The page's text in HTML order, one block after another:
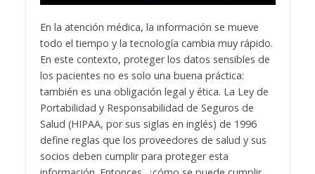
En la atención médica, la información se mueve
todo el tiempo y la tecnología cambia muy rápido.
En este contexto, proteger los datos sensibles de
los pacientes no es solo una buena práctica:
también es una obligación legal y ética. La Ley de
Portabilidad y Responsabilidad de Seguros de
Salud (HIPAA, por sus siglas en inglés) de 1996
define reglas que los proveedores de salud y sus
socios deben cumplir para proteger esta